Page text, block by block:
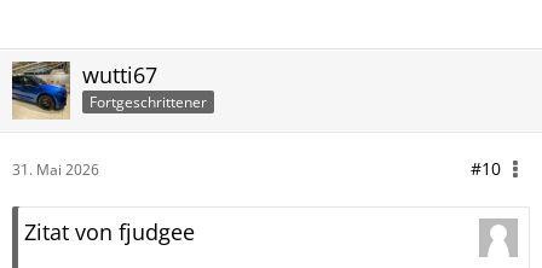
wutti67
Fortgeschrittener
31. Mai 2026 #10
Zitat von fjudgee